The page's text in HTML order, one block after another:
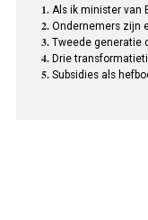
Als ik minister van
Ondernemers zijn
Tweede generatie
Drie
Subsidies als